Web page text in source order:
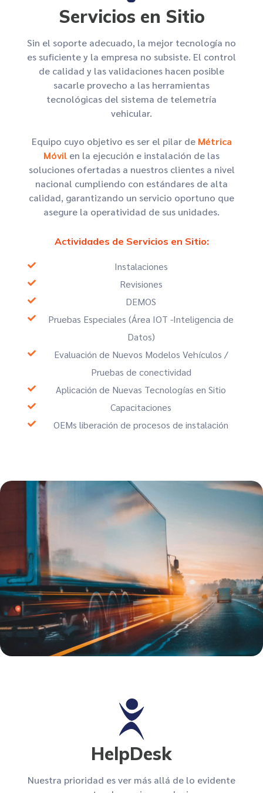
Servicios en Sitio
Sin el soporte adecuado, la mejor tecnología no
es suficiente y la empresa no subsiste. El control
de calidad y las validaciones hacen posible
sacarle provecho a las herramientas
tecnológicas del sistema de telemetría
vehicular.
Equipo cuyo objetivo es ser el pilar de Métrica
Móvil en la ejecución e instalación de las
soluciones ofertadas a nuestros clientes a nivel
nacional cumpliendo con estándares de alta
calidad, garantizando un servicio oportuno que
asegure la operatividad de sus unidades.
Actividades de Servicios en Sitio:
Instalaciones
Revisiones
DEMOS
Pruebas Especiales (Área IOT -Inteligencia de
Datos)
Evaluación de Nuevos Modelos Vehículos /
Pruebas de conectividad
Aplicación de Nuevas Tecnologías en Sitio
Capacitaciones
OEMs liberación de procesos de instalación
HelpDesk
Nuestra prioridad es ver más allá de lo evidente